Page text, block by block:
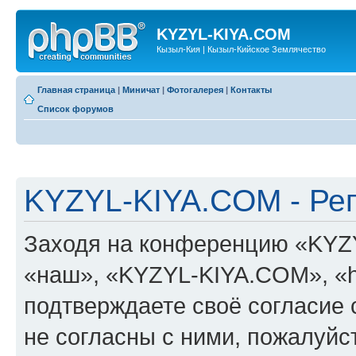
KYZYL-KIYA.COM
Кызыл-Кия | Кызыл-Кийское Землячество
Главная страница | Миничат | Фотогалерея | Контакты
Список форумов
KYZYL-KIYA.COM -
Заходя на конференцию
«наш», «KYZYL-KIYA.COM»,
подтверждаете своё
не согласны с ними,